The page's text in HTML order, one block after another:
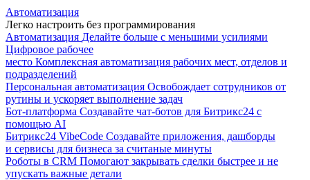
Автоматизация
Легко настроить без программирования
Автоматизация Делайте больше с меньшими усилиями
Цифровое рабочее
место Комплексная автоматизация рабочих мест, отделов и
подразделений
Персональная автоматизация Освобождает сотрудников от
рутины и ускоряет выполнение задач
Бот-платформа Создавайте чат-ботов для Битрикс24 с
помощью AI
Битрикс24 VibeCode Создавайте приложения, дашборды
и сервисы для бизнеса за считаные минуты
Роботы в CRM Помогают закрывать сделки быстрее и не
упускать важные детали